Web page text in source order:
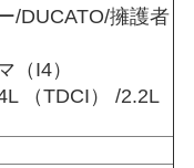
/DUCATO/擁護者
（I4）
（TDCI） /2.2L